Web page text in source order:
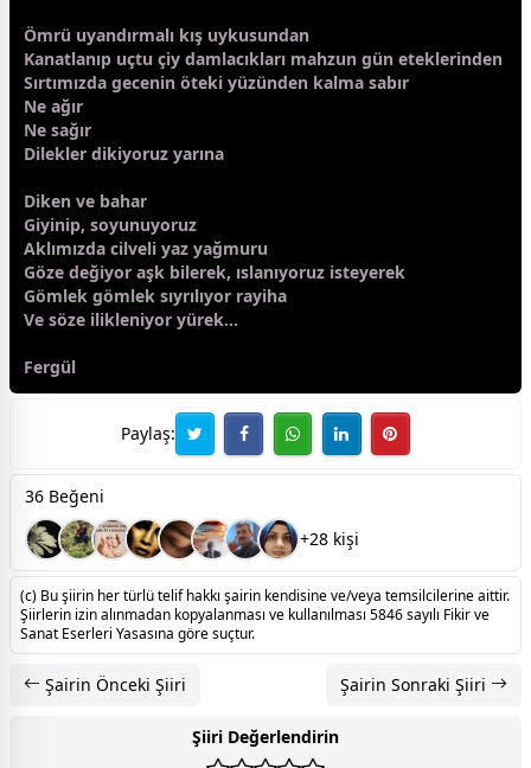
Ömrü uyandırmalı kış uykusundan
Kanatlanıp uçtu çiy damlacıkları mahzun gün eteklerinden
Sırtımızda gecenin öteki yüzünden kalma sabır
Ne ağır
Ne sağır
Dilekler dikiyoruz yarına
Diken ve bahar
Giyinip, soyunuyoruz
Aklımızda cilveli yaz yağmuru
Göze değiyor aşk bilerek, ıslanıyoruz isteyerek
Gömlek gömlek sıyrılıyor rayiha
Ve söze ilikleniyor yürek…
Fergül
Paylaş:
36 Beğeni
+28 kişi
(c) Bu şiirin her türlü telif hakkı şairin kendisine ve/veya temsilcilerine aittir.
Şiirlerin izin alınmadan kopyalanması ve kullanılması 5846 sayılı Fikir ve
Sanat Eserleri Yasasına göre suçtur.
Şairin Önceki Şiiri Şairin Sonraki Şiiri
Şiiri Değerlendirin